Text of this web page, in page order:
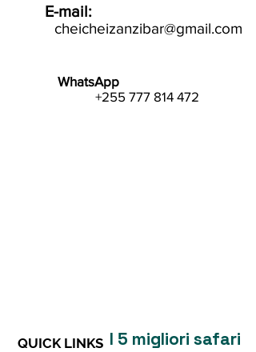
E-mail:
cheicheizanzibar@gmail.com
WhatsApp
+255 777 814 472
QUICK LINKS I 5 migliori safari